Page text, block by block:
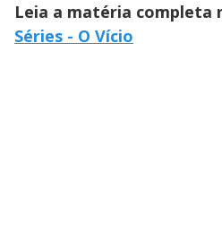
Leia a matéria completa
Séries - O Vício